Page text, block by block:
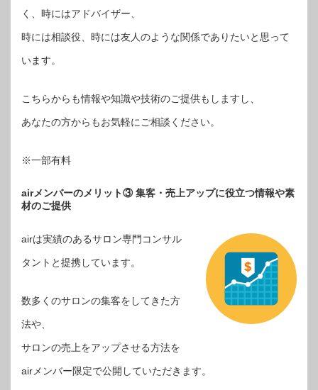
く、時にはアドバイザー、
時には相談役、時には友人のような関係でありたいと思って
います。
こちらからも情報や知識や技術のご提供もしますし、
あなたの方からもお気軽にご相談ください。
※一部有料
airメンバーのメリット③ 集客・売上アップに役立つ情報や素
材のご提供
airは実績のあるサロン専門コンサル
タントと提携しています。
数多くのサロンの集客をしてきた方
法や、
サロンの売上をアップさせる方法を
airメンバー限定で公開していただきます。